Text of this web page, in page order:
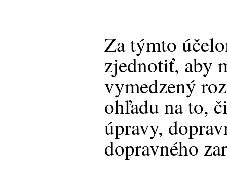
Za týmto
zjednotiť, aby
vymedzený
ohľadu na to,
úpravy,
dopravného